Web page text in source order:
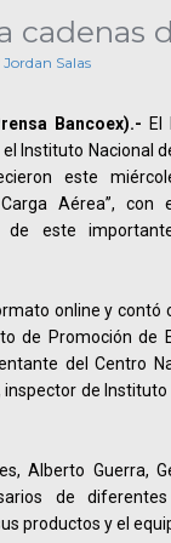
cadenas
Jordan Salas
Bancoex).- El
Instituto Nacional
este
Aérea”,
de este
online y contó
de Promoción de
del Centro
inspector de
Alberto Guerra,
de
productos y el